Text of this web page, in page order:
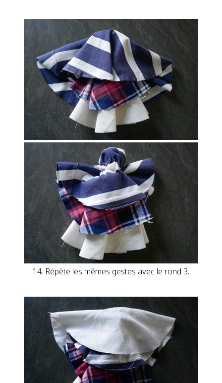
14. Répète les mêmes gestes avec le rond 3.